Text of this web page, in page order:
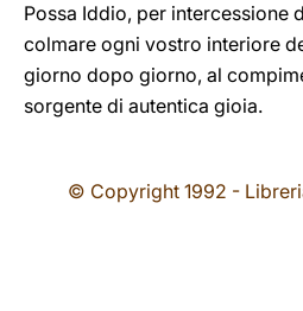
Possa Iddio, per intercessione
colmare ogni vostro interiore
giorno dopo giorno, al
sorgente di autentica gioia.
© Copyright 1992 -